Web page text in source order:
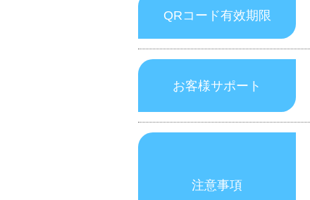
QRコード有效期限
お客様サポート
注意事項